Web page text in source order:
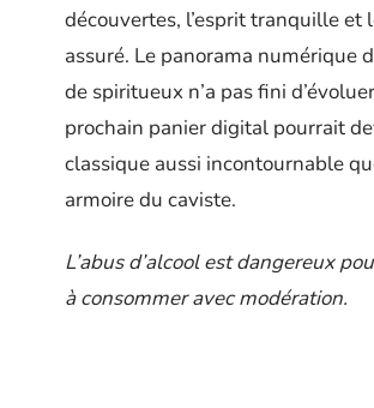
découvertes, l’esprit tranquille et
assuré. Le panorama numérique
de spiritueux n’a pas fini
prochain panier digital pourrait
classique aussi incontournable
armoire du caviste.
L’abus d’alcool est dangereux
à consommer avec modération.